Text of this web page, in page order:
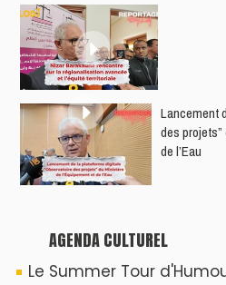
​Lancement
des
de l’Eau
AGENDA CULTUREL
Le Summer Tour